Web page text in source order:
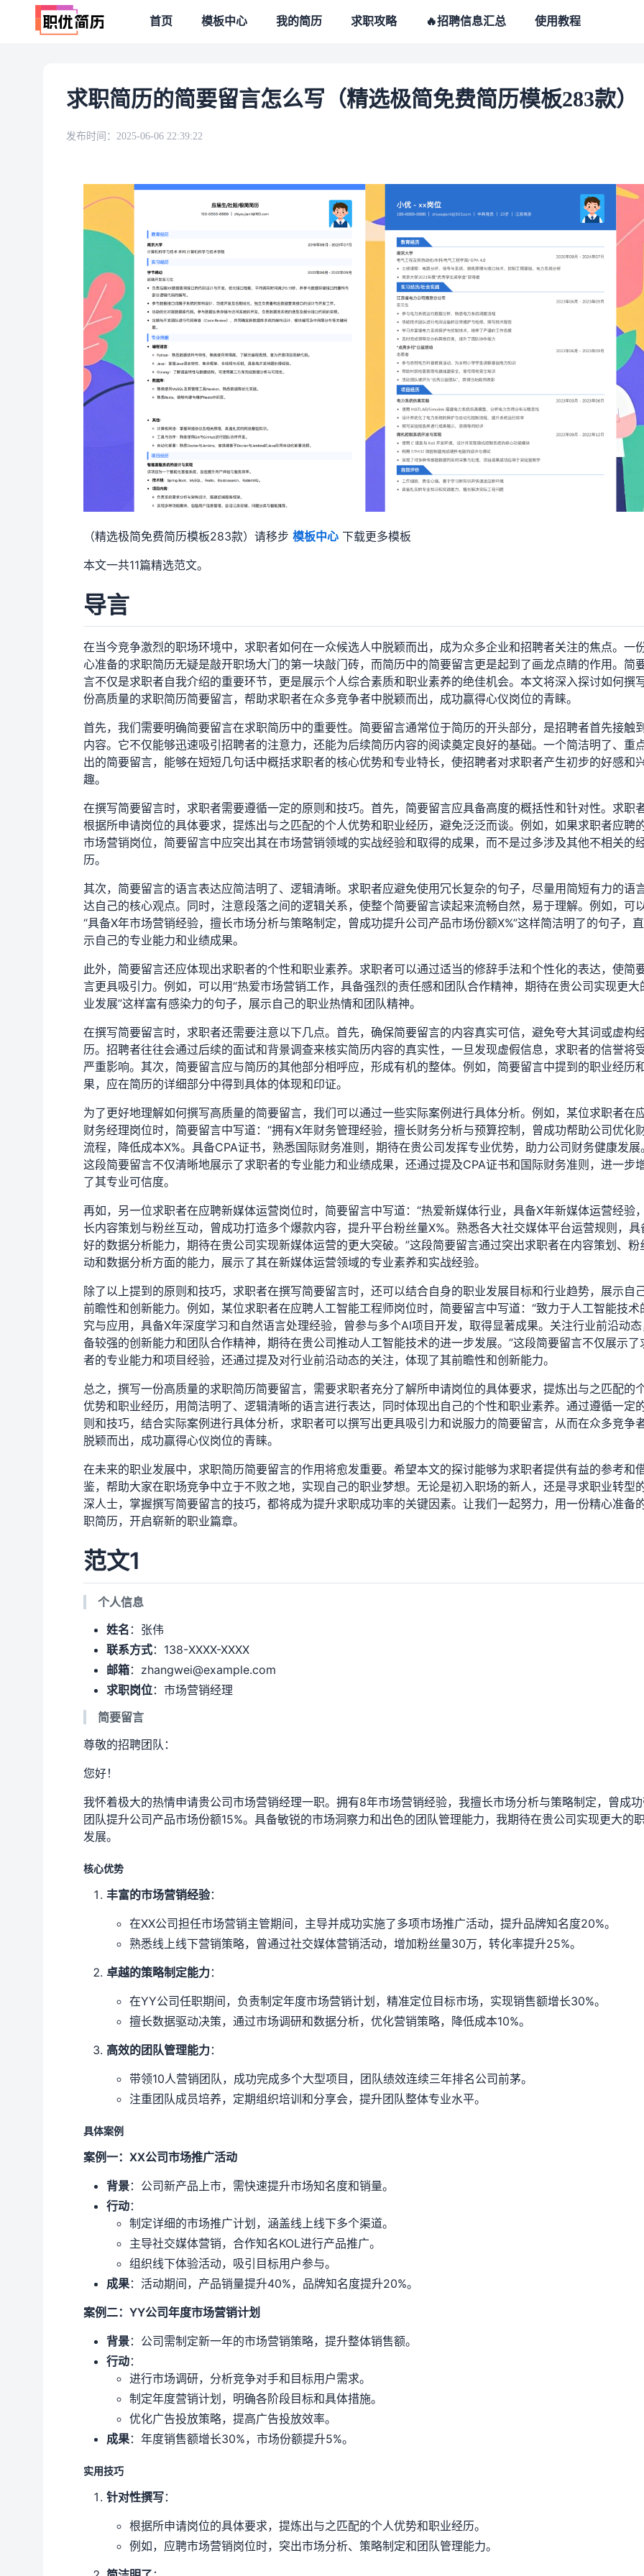
首页 模板中心 我的简历 求职攻略 🔥招聘信息汇总 使用教程
求职简历的简要留言怎么写（精选极简免费简历模板283款）
发布时间： 2025-06-06 22:39:22
（精选极简免费简历模板283款）请移步 模板中心 下载更多模板
本文一共11篇精选范文。
导言
在当今竞争激烈的职场环境中，求职者如何在一众候选人中脱颖而出，成为众多企业和招聘者关注的焦点。一
心准备的求职简历无疑是敲开职场大门的第一块敲门砖，而简历中的简要留言更是起到了画龙点睛的作用。简
言不仅是求职者自我介绍的重要环节，更是展示个人综合素质和职业素养的绝佳机会。本文将深入探讨如何撰
份高质量的求职简历简要留言，帮助求职者在众多竞争者中脱颖而出，成功赢得心仪岗位的青睐。
首先，我们需要明确简要留言在求职简历中的重要性。简要留言通常位于简历的开头部分，是招聘者首先接触
内容。它不仅能够迅速吸引招聘者的注意力，还能为后续简历内容的阅读奠定良好的基础。一个简洁明了、重
出的简要留言，能够在短短几句话中概括求职者的核心优势和专业特长，使招聘者对求职者产生初步的好感和
趣。
在撰写简要留言时，求职者需要遵循一定的原则和技巧。首先，简要留言应具备高度的概括性和针对性。求职
根据所申请岗位的具体要求，提炼出与之匹配的个人优势和职业经历，避免泛泛而谈。例如，如果求职者应聘
市场营销岗位，简要留言中应突出其在市场营销领域的实战经验和取得的成果，而不是过多涉及其他不相关的
历。
其次，简要留言的语言表达应简洁明了、逻辑清晰。求职者应避免使用冗长复杂的句子，尽量用简短有力的语
达自己的核心观点。同时，注意段落之间的逻辑关系，使整个简要留言读起来流畅自然，易于理解。例如，可
“具备X年市场营销经验，擅长市场分析与策略制定，曾成功提升公司产品市场份额X%”这样简洁明了的句子，
示自己的专业能力和业绩成果。
此外，简要留言还应体现出求职者的个性和职业素养。求职者可以通过适当的修辞手法和个性化的表达，使简
言更具吸引力。例如，可以用“热爱市场营销工作，具备强烈的责任感和团队合作精神，期待在贵公司实现更大
业发展”这样富有感染力的句子，展示自己的职业热情和团队精神。
在撰写简要留言时，求职者还需要注意以下几点。首先，确保简要留言的内容真实可信，避免夸大其词或虚构
历。招聘者往往会通过后续的面试和背景调查来核实简历内容的真实性，一旦发现虚假信息，求职者的信誉将
严重影响。其次，简要留言应与简历的其他部分相呼应，形成有机的整体。例如，简要留言中提到的职业经历
果，应在简历的详细部分中得到具体的体现和印证。
为了更好地理解如何撰写高质量的简要留言，我们可以通过一些实际案例进行具体分析。例如，某位求职者在
财务经理岗位时，简要留言中写道：“拥有X年财务管理经验，擅长财务分析与预算控制，曾成功帮助公司优化
流程，降低成本X%。具备CPA证书，熟悉国际财务准则，期待在贵公司发挥专业优势，助力公司财务健康发展
这段简要留言不仅清晰地展示了求职者的专业能力和业绩成果，还通过提及CPA证书和国际财务准则，进一步
了其专业可信度。
再如，另一位求职者在应聘新媒体运营岗位时，简要留言中写道：“热爱新媒体行业，具备X年新媒体运营经验
长内容策划与粉丝互动，曾成功打造多个爆款内容，提升平台粉丝量X%。熟悉各大社交媒体平台运营规则，具
好的数据分析能力，期待在贵公司实现新媒体运营的更大突破。”这段简要留言通过突出求职者在内容策划、粉
动和数据分析方面的能力，展示了其在新媒体运营领域的专业素养和实战经验。
除了以上提到的原则和技巧，求职者在撰写简要留言时，还可以结合自身的职业发展目标和行业趋势，展示自
前瞻性和创新能力。例如，某位求职者在应聘人工智能工程师岗位时，简要留言中写道：“致力于人工智能技术
究与应用，具备X年深度学习和自然语言处理经验，曾参与多个AI项目开发，取得显著成果。关注行业前沿动
备较强的创新能力和团队合作精神，期待在贵公司推动人工智能技术的进一步发展。”这段简要留言不仅展示了
者的专业能力和项目经验，还通过提及对行业前沿动态的关注，体现了其前瞻性和创新能力。
总之，撰写一份高质量的求职简历简要留言，需要求职者充分了解所申请岗位的具体要求，提炼出与之匹配的
优势和职业经历，用简洁明了、逻辑清晰的语言进行表达，同时体现出自己的个性和职业素养。通过遵循一定
则和技巧，结合实际案例进行具体分析，求职者可以撰写出更具吸引力和说服力的简要留言，从而在众多竞争
脱颖而出，成功赢得心仪岗位的青睐。
在未来的职业发展中，求职简历简要留言的作用将愈发重要。希望本文的探讨能够为求职者提供有益的参考和
鉴，帮助大家在职场竞争中立于不败之地，实现自己的职业梦想。无论是初入职场的新人，还是寻求职业转型
深人士，掌握撰写简要留言的技巧，都将成为提升求职成功率的关键因素。让我们一起努力，用一份精心准备
职简历，开启崭新的职业篇章。
范文1
个人信息
姓名 ：张伟
联系方式：138-XXXX-XXXX
邮箱：zhangwei@example.com
求职岗位：市场营销经理
简要留言
尊敬的招聘团队：
您好！
我怀着极大的热情申请贵公司市场营销经理一职。拥有8年市场营销经验，我擅长市场分析与策略制定，曾成
团队提升公司产品市场份额15%。具备敏锐的市场洞察力和出色的团队管理能力，我期待在贵公司实现更大的
发展。
核心优势
丰富的市场营销经验：
在XX公司担任市场营销主管期间，主导并成功实施了多项市场推广活动，提升品牌知名度20%。
熟悉线上线下营销策略，曾通过社交媒体营销活动，增加粉丝量30万，转化率提升25%。
卓越的策略制定能力：
在YY公司任职期间，负责制定年度市场营销计划，精准定位目标市场，实现销售额增长30%。
擅长数据驱动决策，通过市场调研和数据分析，优化营销策略，降低成本10%。
高效的团队管理能力：
带领10人营销团队，成功完成多个大型项目，团队绩效连续三年排名公司前茅。
注重团队成员培养，定期组织培训和分享会，提升团队整体专业水平。
具体案例
案例一：XX公司市场推广活动
背景：公司新产品上市，需快速提升市场知名度和销量。
行动：
制定详细的市场推广计划，涵盖线上线下多个渠道。
主导社交媒体营销，合作知名KOL进行产品推广。
组织线下体验活动，吸引目标用户参与。
成果：活动期间，产品销量提升40%，品牌知名度提升20%。
案例二：YY公司年度市场营销计划
背景：公司需制定新一年的市场营销策略，提升整体销售额。
行动：
进行市场调研，分析竞争对手和目标用户需求。
制定年度营销计划，明确各阶段目标和具体措施。
优化广告投放策略，提高广告投放效率。
成果：年度销售额增长30%，市场份额提升5%。
实用技巧
针对性撰写：
根据所申请岗位的具体要求，提炼出与之匹配的个人优势和职业经历。
例如，应聘市场营销岗位时，突出市场分析、策略制定和团队管理能力。